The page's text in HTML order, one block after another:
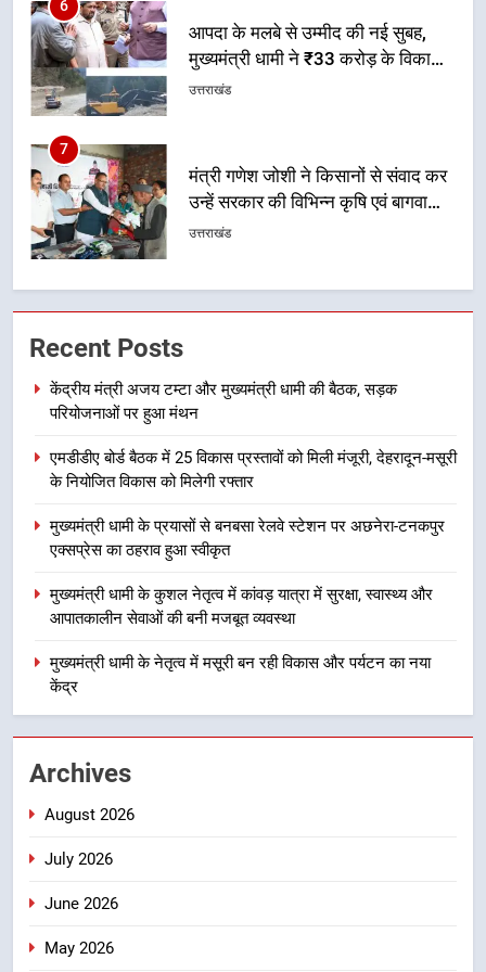
7
मंत्री गणेश जोशी ने किसानों से संवाद कर
उन्हें सरकार की विभिन्न कृषि एवं बागवानी
योजनाओं का अधिक से अधिक लाभ उठाने
उत्तराखंड
8
खेल मंत्री रेखा आर्या ने देवभूमि से बुलंद
किया 2036 ओलंपिक मेजबानी का संकल्प
उत्तराखंड
1
उत्तराखंड
एमडीडीए बोर्ड बैठक में 25 विकास प्रस्तावों
को मिली मंजूरी, देहरादून-मसूरी के
नियोजित विकास को मिलेगी रफ्तार
उत्तराखंड
मुख्यमंत्री धामी के प्रयासों से बनबसा रेलवे
ठहराव हुआ स्वीकृत
उत्तराखंड
5
Recent Posts
केंद्रीय मंत्री अजय टम्टा और मुख्यमंत्री धामी की बैठक, सड़क
परियोजनाओं पर हुआ मंथन
एमडीडीए बोर्ड बैठक में 25 विकास प्रस्तावों को मिली मंजूरी, देहरादून-मसूरी
के नियोजित विकास को मिलेगी रफ्तार
मुख्यमंत्री धामी के प्रयासों से बनबसा रेलवे स्टेशन पर अछनेरा-टनकपुर
एक्सप्रेस का ठहराव हुआ स्वीकृत
मुख्यमंत्री धामी के कुशल नेतृत्व में कांवड़ यात्रा में सुरक्षा, स्वास्थ्य और
आपातकालीन सेवाओं की बनी मजबूत व्यवस्था
मुख्यमंत्री धामी के नेतृत्व में मसूरी बन रही विकास और पर्यटन का नया
केंद्र
Archives
August 2026
July 2026
June 2026
May 2026